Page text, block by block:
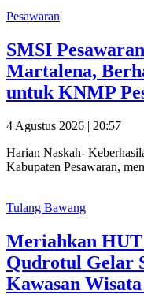
Pesawaran
SMSI
Martalena,
untuk KNMP
4 Agustus 2026 | 20:57
Harian Naskah-
Kabupaten Pesawaran,
Tulang Bawang
Meriahkan
Qudrotul Gelar
Kawasan